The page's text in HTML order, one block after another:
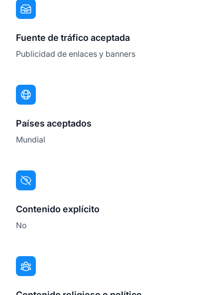
Fuente de tráfico aceptada
Publicidad de enlaces y banners
Países aceptados
Mundial
Contenido explícito
No